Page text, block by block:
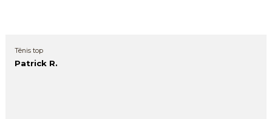
Tênis top
Patrick R.